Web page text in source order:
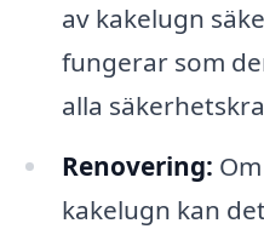
av kakelugn
fungerar som
alla
Renovering:
kakelugn kan